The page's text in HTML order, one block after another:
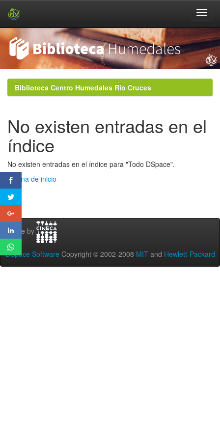
navigationBiblioteca Centro Humedales Río Cruces
No existen entradas en el
índice
No existen entradas en el índice para "Todo DSpace".
Página de inicio
Theme by
DSpace Software Copyright © 2002-2008 MIT and Hewlett-Packard